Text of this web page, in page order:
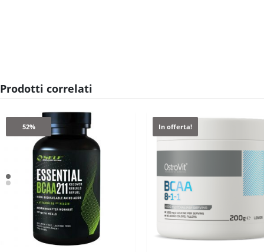
Prodotti correlati
52% In offerta!